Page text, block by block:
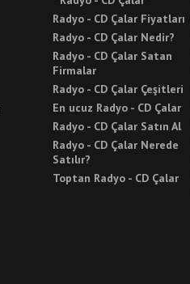
Radyo - CD Çalar Fiyatları
Radyo - CD Çalar Nedir?
Radyo - CD Çalar Satan
Firmalar
Radyo - CD Çalar Çeşitleri
En ucuz Radyo - CD Çalar
Radyo - CD Çalar Satın Al
Radyo - CD Çalar Nerede
Satılır?
Toptan Radyo - CD Çalar